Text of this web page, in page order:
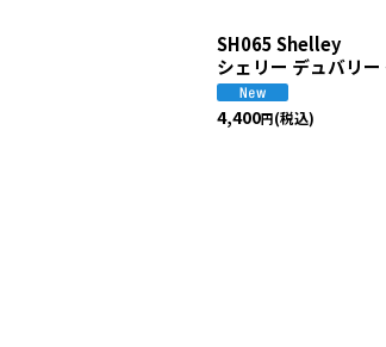
SH065 Shelley
シェリー デュバリ
4,400円(税込)